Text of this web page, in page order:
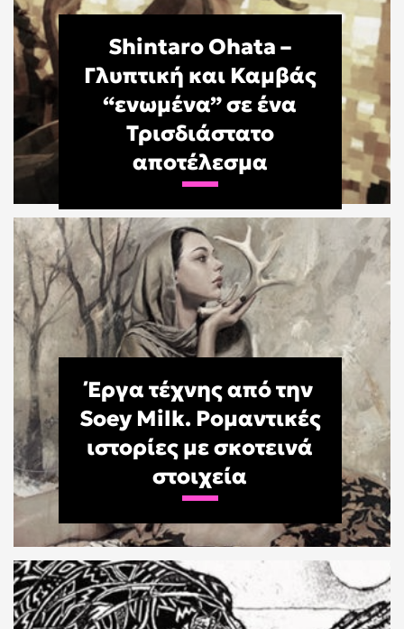
Shintaro Ohata –
Γλυπτική και Καμβάς
“ενωμένα” σε ένα
Τρισδιάστατο
αποτέλεσμα
Έργα τέχνης από την
Soey Milk. Ρομαντικές
ιστορίες με σκοτεινά
στοιχεία